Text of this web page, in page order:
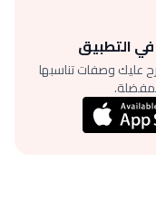
التطبيق
عليك وصفات تناسبها